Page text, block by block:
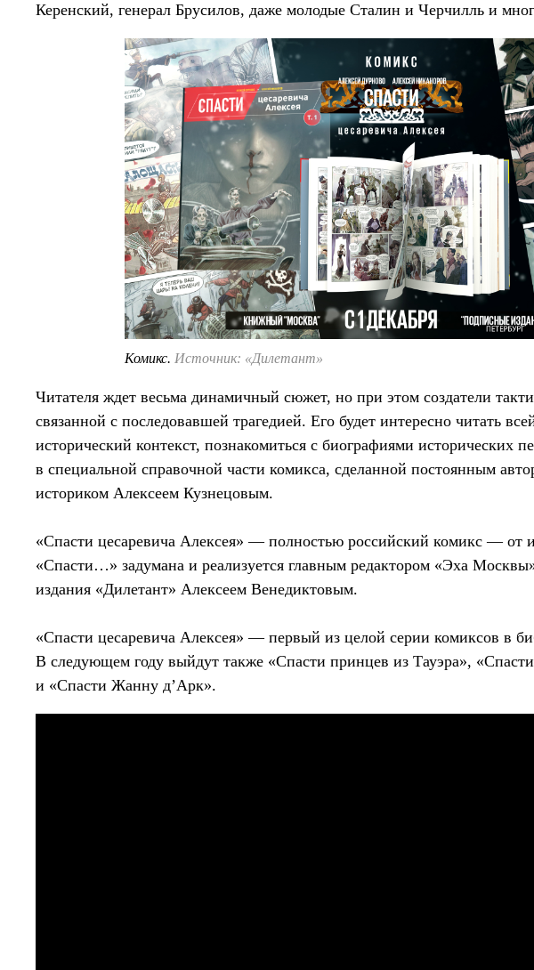
Керенский, генерал Брусилов, даже молодые Сталин и Черчилль и
Комикс. Источник: «Дилетант»
Читателя ждет весьма динамичный сюжет, но при этом создатели
связанной с последовавшей трагедией. Его будет интересно читать
исторический контекст, познакомиться с биографиями исторических
в специальной справочной части комикса, сделанной постоянным
историком Алексеем Кузнецовым.
«Спасти цесаревича Алексея» — полностью российский комикс — от
«Спасти…» задумана и реализуется главным редактором «Эха
издания «Дилетант» Алексеем Венедиктовым.
«Спасти цесаревича Алексея» — первый из целой серии комиксов в
В следующем году выйдут также «Спасти принцев из Тауэра»,
и «Спасти Жанну д’Арк».